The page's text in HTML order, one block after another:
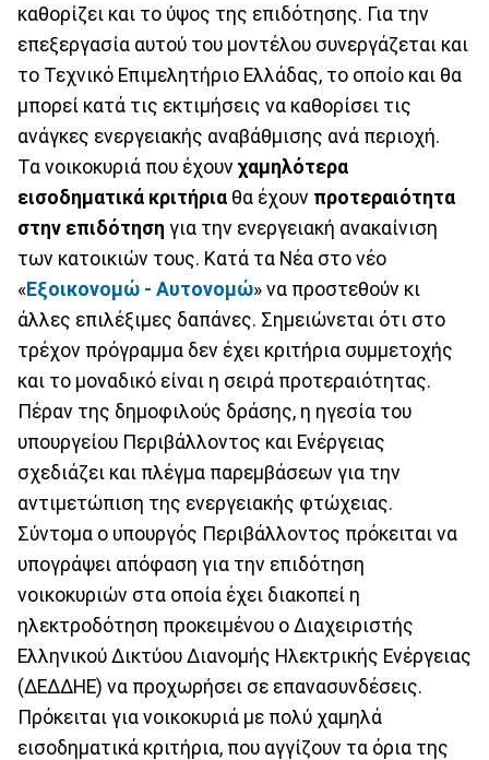
καθορίζει και το ύψος της επιδότησης. Για την
επεξεργασία αυτού του μοντέλου συνεργάζεται και
το Τεχνικό Επιμελητήριο Ελλάδας, το οποίο και θα
μπορεί κατά τις εκτιμήσεις να καθορίσει τις
ανάγκες ενεργειακής αναβάθμισης ανά περιοχή.
Τα νοικοκυριά που έχουν χαμηλότερα
εισοδηματικά κριτήρια θα έχουν προτεραιότητα
στην επιδότηση για την ενεργειακή ανακαίνιση
των κατοικιών τους. Κατά τα Νέα στο νέο
«Εξοικονομώ - Αυτονομώ» να προστεθούν κι
άλλες επιλέξιμες δαπάνες. Σημειώνεται ότι στο
τρέχον πρόγραμμα δεν έχει κριτήρια συμμετοχής
και το μοναδικό είναι η σειρά προτεραιότητας.
Πέραν της δημοφιλούς δράσης, η ηγεσία του
υπουργείου Περιβάλλοντος και Ενέργειας
σχεδιάζει και πλέγμα παρεμβάσεων για την
αντιμετώπιση της ενεργειακής φτώχειας.
Σύντομα ο υπουργός Περιβάλλοντος πρόκειται να
υπογράψει απόφαση για την επιδότηση
νοικοκυριών στα οποία έχει διακοπεί η
ηλεκτροδότηση προκειμένου ο Διαχειριστής
Ελληνικού Δικτύου Διανομής Ηλεκτρικής Ενέργειας
(ΔΕΔΔΗΕ) να προχωρήσει σε επανασυνδέσεις.
Πρόκειται για νοικοκυριά με πολύ χαμηλά
εισοδηματικά κριτήρια, που αγγίζουν τα όρια της